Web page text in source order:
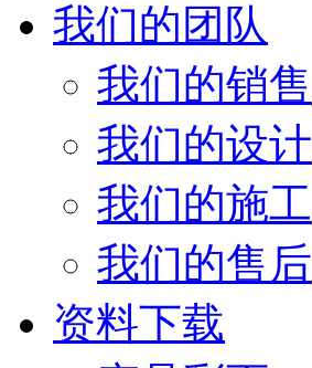
我们的团队
我们的销售
我们的设计
我们的施工
我们的售后
资料下载